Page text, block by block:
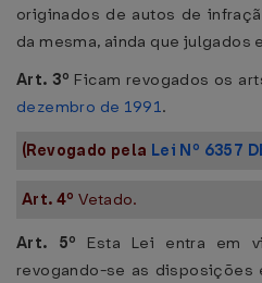
originados de autos de
da mesma, ainda que julgados
Art. 3º Ficam revogados os
dezembro de 1991.
(Revogado pela Lei Nº 6357
Art. 4º Vetado.
Art. 5º Esta Lei entra em
revogando-se as disposições